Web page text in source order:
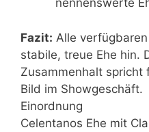
nennenswerte
Fazit: Alle
stabile, treue Ehe hin.
Zusammenhalt spricht
Bild im Showgeschäft.
Einordnung
Celentanos Ehe mit